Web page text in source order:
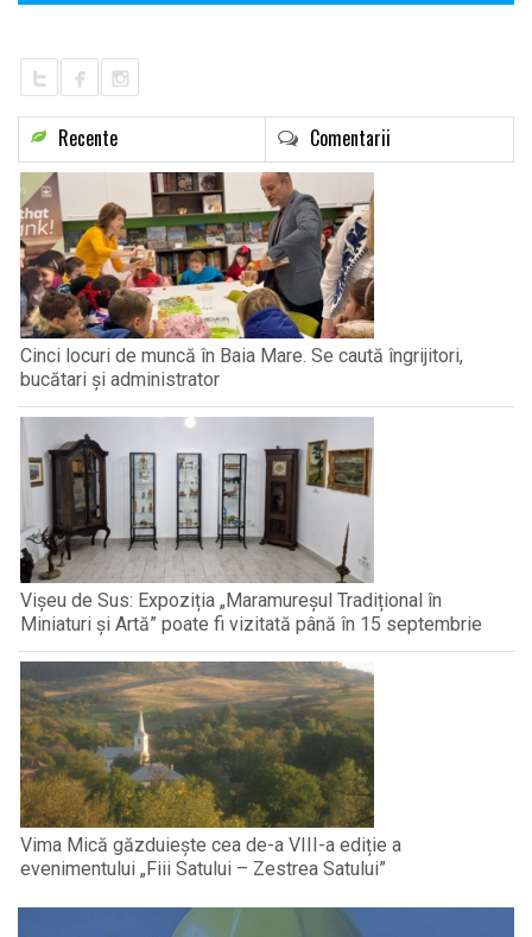
Recente Comentarii
Cinci locuri de muncă în Baia Mare. Se caută îngrijitori,
bucătari și administrator
Vișeu de Sus: Expoziția „Maramureșul Tradițional în
Miniaturi și Artă” poate fi vizitată până în 15 septembrie
Vima Mică găzduiește cea de-a VIII-a ediție a
evenimentului „Fiii Satului – Zestrea Satului”